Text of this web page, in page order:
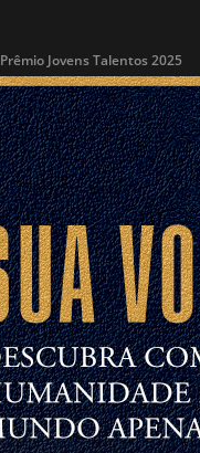
Prêmio Jovens Talentos 2025